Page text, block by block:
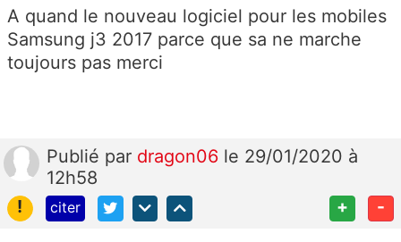
A quand le nouveau logiciel pour les mobiles
Samsung j3 2017 parce que sa ne marche
toujours pas merci
Publié par dragon06 le 29/01/2020 à
12h58
!
citer + -